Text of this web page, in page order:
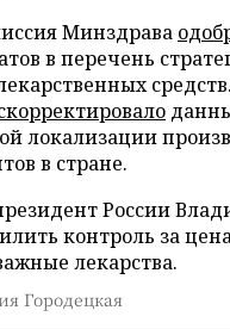
Минздрава
в перечень
локализации
в стране.
России
контроль за
лекарства.
Городецкая